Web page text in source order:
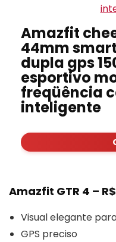
Amazfit
44mm
dupla gps
esportivo
freqüência
inteligente
Amazfit GTR 4 –
Visual elegante
GPS preciso